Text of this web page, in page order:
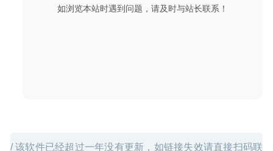
如浏览本站时遇到问题，请及时与站长联系！
/ 该软件已经超过一年没有更新，如链接失效请直接扫码联
PDF Plus 1.4 – PDF文档合并、分割、水印和裁剪工具